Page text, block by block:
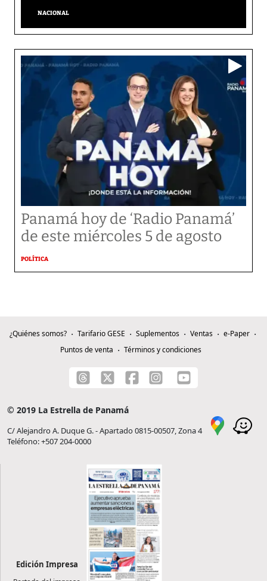
NACIONAL
Panamá hoy de ‘Radio Panamá’
de este miércoles 5 de agosto
POLÍTICA
¿Quiénes somos? Tarifario GESE Suplementos Ventas
e-Paper
Puntos de venta
Términos y condiciones
© 2019 La Estrella de Panamá
C/ Alejandro A. Duque G. - Apartado 0815-00507, Zona 4
Teléfono: +507 204-0000
Edición Impresa